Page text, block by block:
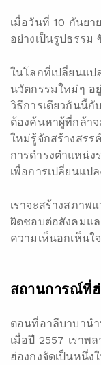
เมื่อวันที่ 10 กันยา
อย่างเป็นรูปธรร
ในโลกที่เปลี่ยนแป
นวัตกรรมใหม่ๆ อ
วิธีการเดียวกันนี้กั
ต้องค้นหาผู้ที่กล้า
ใหม่รู้จักสร้างสรร
การดำรงตำแหน่
เพื่อการเปลี่ยนแป
เราจะสร้างสภา
ผิดชอบต่อสังคมแ
ความเห็นอกเห็นใ
สถานการณ์ที่ฮ่
ตอนที่อาลีบาบาน
เมื่อปี 2557 เราพ
ฮ่องกงจัดเป็นหนึ่ง